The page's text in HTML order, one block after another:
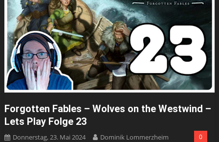
Forgotten Fables – Wolves on the Westwind –
Lets Play Folge 23
Donnerstag, 23. Mai 2024 Dominik Lommerzheim 0